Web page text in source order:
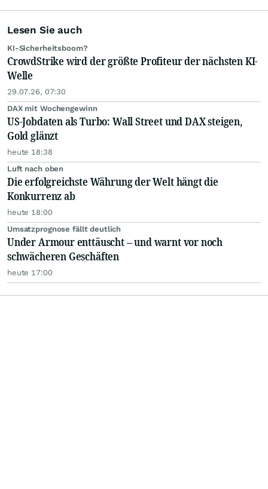
Lesen Sie auch
KI-Sicherheitsboom?
CrowdStrike wird der größte Profiteur der nächsten KI-
Welle
29.07.26, 07:30
DAX mit Wochengewinn
US-Jobdaten als Turbo: Wall Street und DAX steigen,
Gold glänzt
heute 18:38
Luft nach oben
Die erfolgreichste Währung der Welt hängt die
Konkurrenz ab
heute 18:00
Umsatzprognose fällt deutlich
Under Armour enttäuscht – und warnt vor noch
schwächeren Geschäften
heute 17:00